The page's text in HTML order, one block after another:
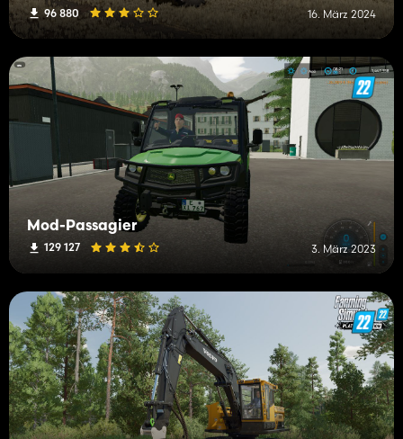
96 880 16. März 2024
Mod-Passagier
129 127 3. März 2023